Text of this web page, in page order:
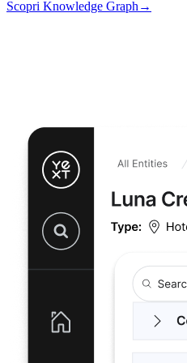
Scopri Knowledge Graph →